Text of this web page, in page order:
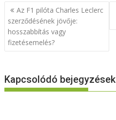
Bejegyzés
navigáció
Az F1 pilóta Charles Leclerc
szerződésének jövője:
hosszabbítás vagy
fizetésemelés?
Kapcsolódó bejegyzések